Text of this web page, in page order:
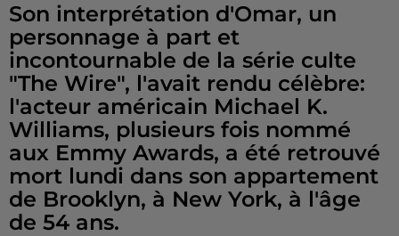
Son interprétation d'Omar, un
personnage à part et
incontournable de la série culte
"The Wire", l'avait rendu célèbre:
l'acteur américain Michael K.
Williams, plusieurs fois nommé
aux Emmy Awards, a été retrouvé
mort lundi dans son appartement
de Brooklyn, à New York, à l'âge
de 54 ans.